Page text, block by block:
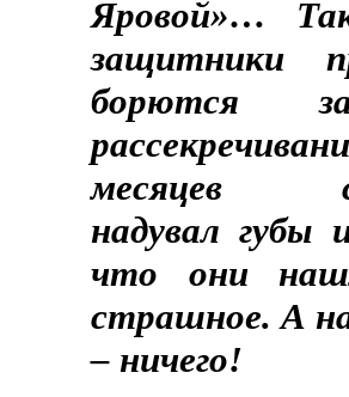
Яровой»…
защитники
борются
месяцев
надувал губы
что они
страшное. А
– ничего!